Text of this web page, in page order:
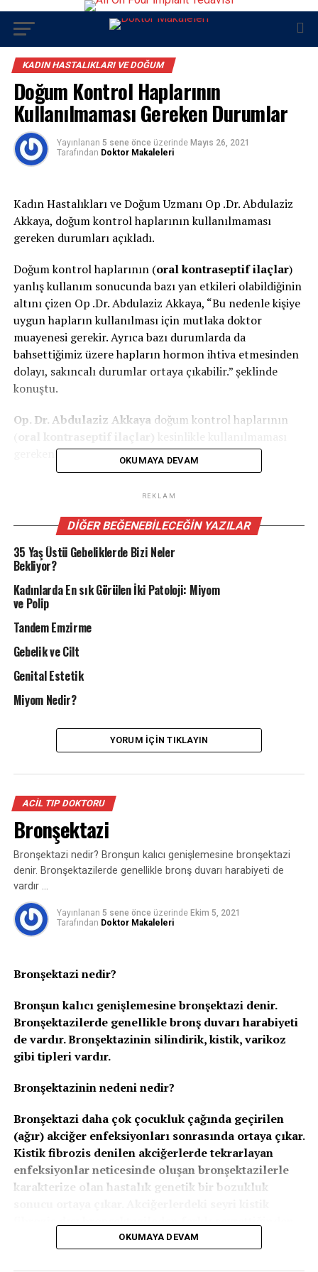
KADIN HASTALIKLARI VE DOĞUM
Doğum Kontrol Haplarının
Kullanılmaması Gereken Durumlar
Yayınlanan 5 sene önce üzerinde Mayıs 26, 2021
Tarafından Doktor Makaleleri
Kadın Hastalıkları ve Doğum Uzmanı Op .Dr. Abdulaziz
Akkaya, doğum kontrol haplarının kullanılmaması
gereken durumları açıkladı.
Doğum kontrol haplarının (oral kontraseptif ilaçlar)
yanlış kullanım sonucunda bazı yan etkileri olabildiğinin
altını çizen Op .Dr. Abdulaziz Akkaya, “Bu nedenle kişiye
uygun hapların kullanılması için mutlaka doktor
muayenesi gerekir. Ayrıca bazı durumlarda da
bahsettiğimiz üzere hapların hormon ihtiva etmesinden
dolayı, sakıncalı durumlar ortaya çıkabilir.” şeklinde
konuştu.
Op. Dr. Abdulaziz Akkaya doğum kontrol haplarının
gereken durumları aşağıdaki şekilde sıraladı:
Meme kanseri
Damar hastalığı
Auralı migreni olanlar
Orak hücreli anemi
Trombojenik kardiyak aritmisi
Pıhtılaşma eğilimi
İlaç kaynaklı hipertansiyon
Karaciğer hastalığı
Lupus (SLE)
Trombotik trombositopenik purpura hastalığı
olan kadınların doğum kontrol haplarını
Doğum Kontrol Hapları
kimlerin kullanmaması yada doktor kontrolünde
kullanması gerektiği durumları daOp. Dr. Abdulaziz
Akkayaaşağıdaki şekilde sıraladı:
Tansiyonu yüksek olan kadınlar (Ancak yüksek
soruna rastlanılmamışsa doktor kontrolü
Kalp ve damar rahatsızlığı olan kadınlar(Özellikle
damar tıkanıklığı sorunu olanlar ve daha önce
damar tıkanıklığı sorunu yaşamış olan kadınlar
Kalp krizi riski bulunan ya da kalp krizi geçirmiş
Beyin damarlarında tıkanıklık, felç geçirmiş ya da
risk altın olan kadınlar
Trombofili ve Antifosfolipid sendromu tanısı
olan kadınlar
Trombojenik kardiyak aritmisi olan kadınlar
OKUMAYA DEVAM
REKLAM
DIĞER BEĞENEBILECEĞIN YAZILAR
35 Yaş Üstü Gebeliklerde Bizi Neler
Bekliyor?
Kadınlarda En sık Görülen İki Patoloji: Miyom
ve Polip
Tandem Emzirme
Gebelik ve Cilt
Genital Estetik
Miyom Nedir?
YORUM İÇIN TIKLAYIN
ACIL TIP DOKTORU
Bronşektazi
Bronşektazi nedir? Bronşun kalıcı genişlemesine bronşektazi
denir. Bronşektazilerde genellikle bronş duvarı harabiyeti de
vardır …
Yayınlanan 5 sene önce üzerinde Ekim 5, 2021
Tarafından Doktor Makaleleri
Bronşektazi nedir?
Bronşun kalıcı genişlemesine bronşektazi denir.
Bronşektazilerde genellikle bronş duvarı harabiyeti
de vardır. Bronşektazinin silindirik, kistik, varikoz
gibi tipleri vardır.
Bronşektazinin nedeni nedir?
Bronşektazi daha çok çocukluk çağında geçirilen
(ağır) akciğer enfeksiyonları sonrasında ortaya çıkar.
Kistik fibrozis denilen akciğerlerde tekrarlayan
enfeksiyonlar neticesinde oluşan bronşektazilerle
karakterize olan hastalık genetik bir bozukluk
ve kistik fibrozis yalnızca akciğerleri etkilemeyip,
OKUMAYA DEVAM